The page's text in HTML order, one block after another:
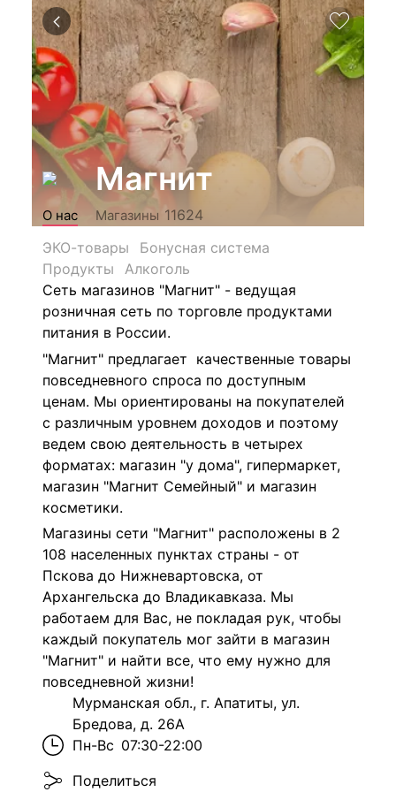
Магнит
О нас Магазины 11624
ЭКО-товары
Бонусная система
Продукты
Алкоголь
Сеть магазинов "Магнит" - ведущая
розничная сеть по торговле продуктами
питания в России.
"Магнит" предлагает качественные товары
повседневного спроса по доступным
ценам. Мы ориентированы на покупателей
с различным уровнем доходов и поэтому
ведем свою деятельность в четырех
форматах: магазин "у дома", гипермаркет,
магазин "Магнит Семейный" и магазин
косметики.
Магазины сети "Магнит" расположены в 2
108 населенных пунктах страны - от
Пскова до Нижневартовска, от
Архангельска до Владикавказа. Мы
работаем для Вас, не покладая рук, чтобы
каждый покупатель мог зайти в магазин
"Магнит" и найти все, что ему нужно для
повседневной жизни!
Мурманская обл., г. Апатиты, ул.
Бредова, д. 26А
Пн-Вс 07:30-22:00
Поделиться